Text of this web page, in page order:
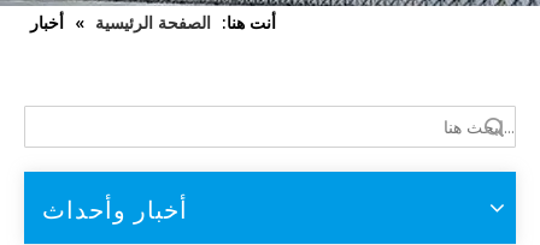
أنت هنا: الصفحة الرئيسية » أخبار
أخبار وأحداث